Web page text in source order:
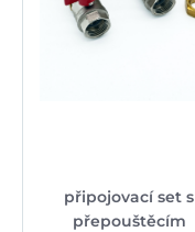
připojovací set s
přepouštěcím